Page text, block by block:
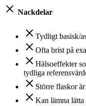
Nackdelar
Tydligt basisk/
Ofta brist på
Hälsoeffekter
tydliga
Större flaskor
Kan lämna lätta